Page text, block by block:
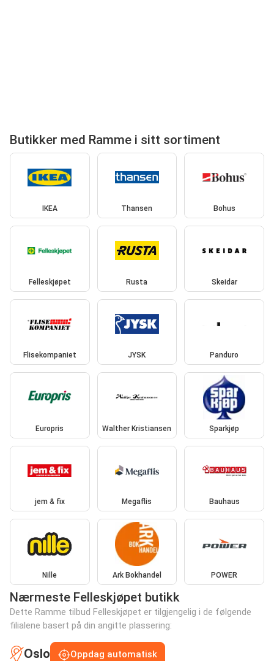
Butikker med Ramme i sitt sortiment
IKEA Thansen Bohus
Felleskjøpet Rusta Skeidar
Flisekompaniet JYSK Panduro
Europris Walther Kristiansen Sparkjøp
jem & fix Megaflis Bauhaus
Nille Ark Bokhandel POWER
Nærmeste Felleskjøpet butikk
Dette Ramme tilbud Felleskjøpet er tilgjengelig i de følgende
filialene basert på din angitte plassering:
Oslo Oppdag automatisk